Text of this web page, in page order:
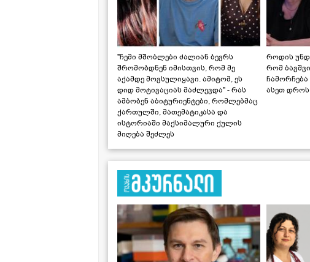
"ჩემი მშობლები ძალიან ბევრს
შრომობდნენ იმისთვის, რომ მე
აქამდე მოვსულიყავი. ამიტომ, ეს
დიდ მოტივაციას მაძლევდა" - რას
ამბობენ აბიტურიენტები, რომლებმაც
ქართულში, მათემატიკასა და
ისტორიაში მაქსიმალური ქულის
მიღება შეძლეს
როდის
რომ
ასეთ დროს